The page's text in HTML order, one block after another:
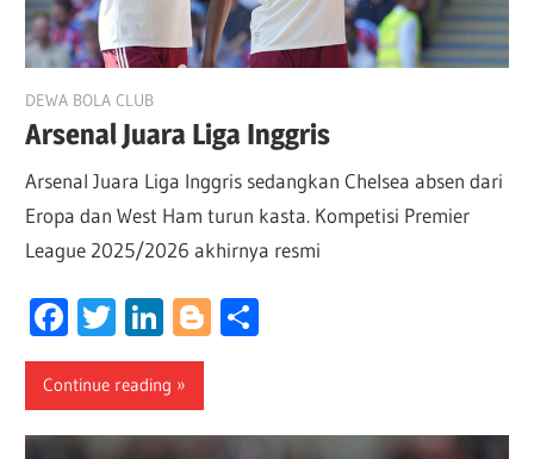
May 24, 2026
DEWA BOLA CLUB
Arsenal Juara Liga Inggris
Arsenal Juara Liga Inggris sedangkan Chelsea absen dari
Eropa dan West Ham turun kasta. Kompetisi Premier
League 2025/2026 akhirnya resmi
Facebook
Twitter
LinkedIn
Blogger
Continue reading